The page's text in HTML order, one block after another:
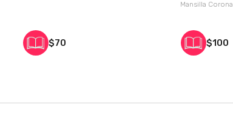
$70
Mansilla Corona
$100